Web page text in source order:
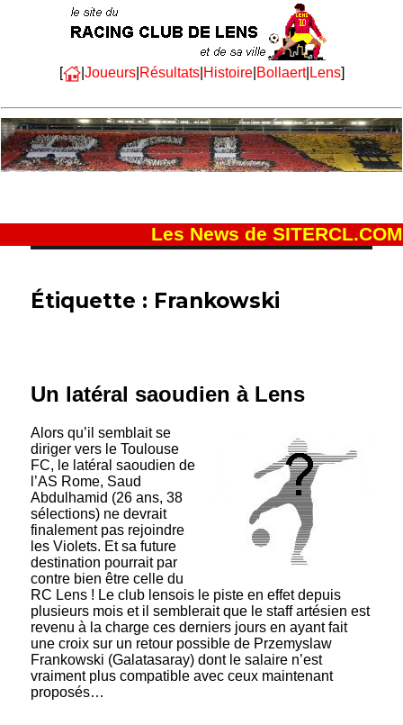
[ | Joueurs| Résultats| Histoire| Bollaert| Lens]
Les News de SITERCL.COM
Étiquette : Frankowski
Un latéral saoudien à Lens
Alors qu’il semblait se
diriger vers le Toulouse
FC, le latéral saoudien de
l’AS Rome, Saud
Abdulhamid (26 ans, 38
sélections) ne devrait
finalement pas rejoindre
les Violets. Et sa future
destination pourrait par
contre bien être celle du
RC Lens ! Le club lensois le piste en effet depuis
plusieurs mois et il semblerait que le staff artésien est
revenu à la charge ces derniers jours en ayant fait
une croix sur un retour possible de Przemyslaw
Frankowski (Galatasaray) dont le salaire n’est
vraiment plus compatible avec ceux maintenant
proposés…